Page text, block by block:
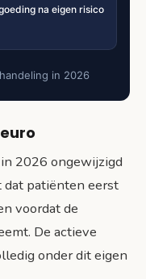
na eigen risico
in 2026
2026 ongewijzigd
dat patiënten eerst
voordat de
De actieve
onder dit eigen